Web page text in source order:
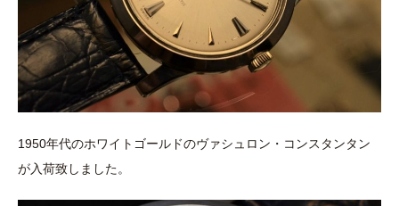
1950年代のホワイトゴールドのヴァシュロン・コンスタンタン
が入荷致しました。